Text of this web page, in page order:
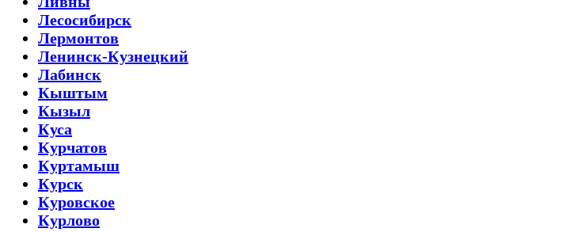
Лесосибирск
Лермонтов
Ленинск-Кузнецкий
Лабинск
Кыштым
Кызыл
Куса
Курчатов
Куртамыш
Курск
Куровское
Курлово